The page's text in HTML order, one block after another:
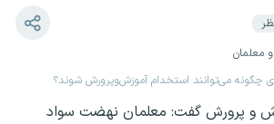
معلمان
چگونه می‌توانند استخدام آموزش‌وپرورش شوند؟
و پرورش گفت: معلمان نهضت سواد